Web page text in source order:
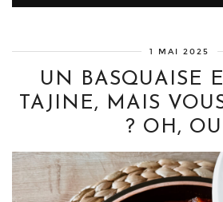
1 MAI 2025
UN BASQUAISE
TAJINE, MAIS
? OH,